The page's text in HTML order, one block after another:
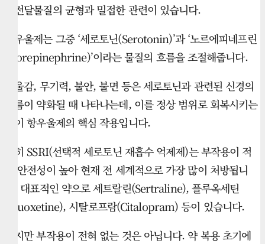
경전달물질의 균형과 밀접한 관련이 있습니다.
항우울제는 그중 ‘세로토닌(Serotonin)’과 ‘노르에피네프린
(Norepinephrine)’이라는 물질의 흐름을 조절해줍니다.
우울감, 무기력, 불안, 불면 등은 세로토닌과 관련된 신경의
흐름이 약화될 때 나타나는데, 이를 정상 범위로 회복시키는
것이 항우울제의 핵심 작용입니다.
특히 SSRI(선택적 세로토닌 재흡수 억제제)는 부작용이 적
고 안전성이 높아 현재 전 세계적으로 가장 많이 처방됩니
다. 대표적인 약으로 세트랄린(Sertraline), 플루옥세틴
(Fluoxetine), 시탈로프람(Citalopram) 등이 있습니다.
하지만 부작용이 전혀 없는 것은 아닙니다. 약 복용 초기에